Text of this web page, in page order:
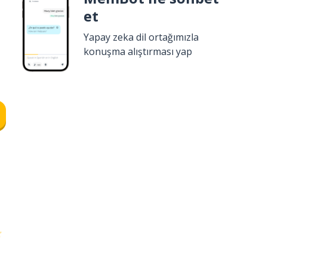
et
Yapay zeka dil ortağımızla
konuşma alıştırması yap